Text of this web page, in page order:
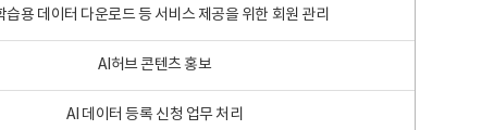
습용 데이터 다운로드 등 서비스 제공을 위한 회원 관리
AI허브 콘텐츠 홍보
AI 데이터 등록 신청 업무 처리